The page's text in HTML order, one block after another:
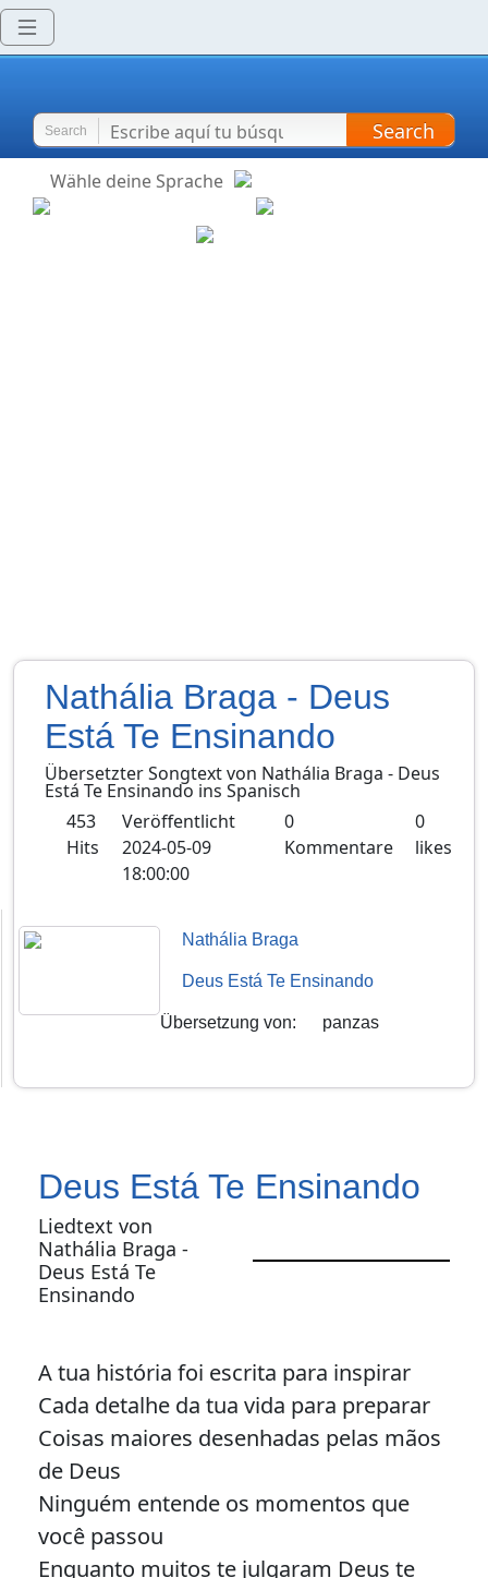
Search Search
Wähle deine Sprache
Nathália Braga - Deus
Está Te Ensinando
Übersetzter Songtext von Nathália Braga - Deus
Está Te Ensinando ins Spanisch
453
Hits
Veröffentlicht
2024-05-09
18:00:00
0
Kommentare
0
likes
Nathália Braga
Deus Está Te Ensinando
Übersetzung von: panzas
Deus Está Te Ensinando
Liedtext von
Nathália Braga -
Deus Está Te
Ensinando
A tua história foi escrita para inspirar
Cada detalhe da tua vida para preparar
Coisas maiores desenhadas pelas mãos
de Deus
Ninguém entende os momentos que
você passou
Enquanto muitos te julgaram Deus te